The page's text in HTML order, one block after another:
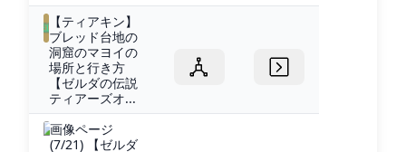
【ティアキン】
ブレッド台地の
洞窟のマヨイの
場所と行き方
【ゼルダの伝説
ティアーズオ...
画像ページ
(7/21) 【ゼルダ